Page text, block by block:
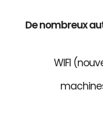
De nombreux
WIFI